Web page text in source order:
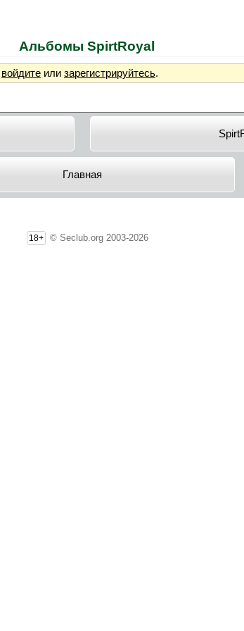
Альбомы SpirtRoyal
войдите или зарегистрируйтесь.
Главная
18+ © Seclub.org 2003-2026